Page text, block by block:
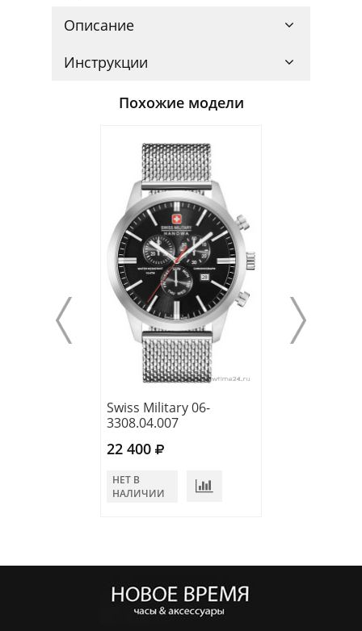
Описание
Инструкции
Похожие модели
Swiss Military 06-
3308.04.007
22 400
НЕТ В
НАЛИЧИИ